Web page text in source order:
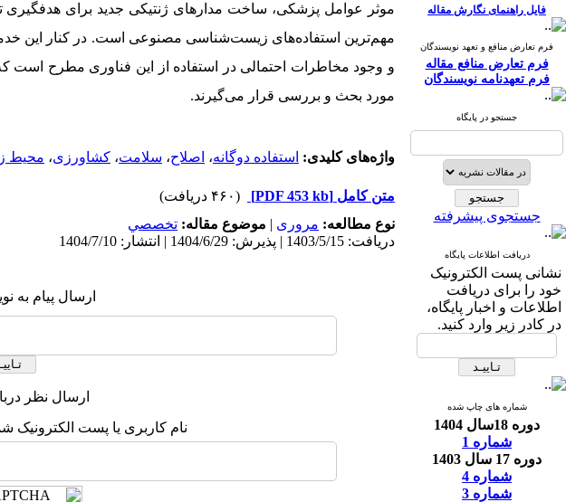
فایل راهنمای نگارش مقاله
فرم تعارض منافع و تعهد نویسندگان
فرم تعارض منافع مقاله
فرم تعهدنامه نویسندگان
جستجو در پایگاه
جستجوی پیشرفته
دریافت اطلاعات پایگاه
نشانی پست الکترونیک
خود را برای دریافت
اطلاعات و اخبار پایگاه،
در کادر زیر وارد کنید.
شماره های چاپ شده
دوره 18سال 1404
شماره 1
دوره 17 سال 1403
شماره 4
شماره 3
موثر عوامل پزشکی، ساخت مدارهای ژنتیکی جدید برای
مهم‌ترین استفاده‌های زیست‌شناسی مصنوعی است. در کنار این
و وجود مخاطرات احتمالی در استفاده از این فناوری مطرح است
مورد بحث و بررسی قرار می‌گیرند.
واژه‌های کلیدی: استفاده دوگانه، اصلاح، سلامت، کشاورزی، محیط
متن کامل [PDF 453 kb]
(۴۶۰ دریافت)
نوع مطالعه: مروری | موضوع مقاله: تخصصي
دریافت: 1403/5/15 | پذیرش: 1404/6/29 | انتشار: 1404/7/10
ارسال پیام به
ارسال نظر
نام کاربری یا پست الکترونیک